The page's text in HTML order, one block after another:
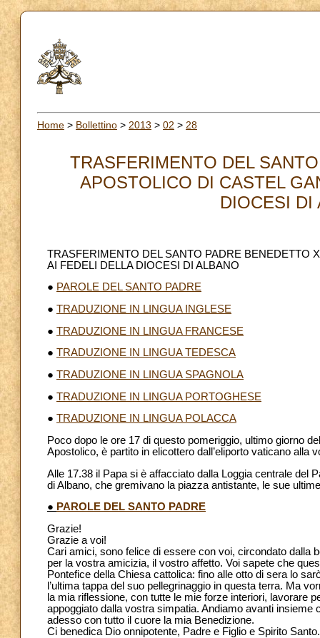
Home > Bollettino > 2013 > 02 > 28
TRASFERIMENTO DEL
APOSTOLICO DI CASTEL
DIOCESI DI
TRASFERIMENTO DEL SANTO PADRE BENEDETTO
AI FEDELI DELLA DIOCESI DI ALBANO
● PAROLE DEL SANTO PADRE
● TRADUZIONE IN LINGUA INGLESE
● TRADUZIONE IN LINGUA FRANCESE
● TRADUZIONE IN LINGUA TEDESCA
● TRADUZIONE IN LINGUA SPAGNOLA
● TRADUZIONE IN LINGUA PORTOGHESE
● TRADUZIONE IN LINGUA POLACCA
Poco dopo le ore 17 di questo pomeriggio, ultimo giorno
Apostolico, è partito in elicottero dall’eliporto vaticano alla
Alle 17.38 il Papa si è affacciato dalla Loggia centrale del
di Albano, che gremivano la piazza antistante, le sue
● PAROLE DEL SANTO PADRE
Grazie!
Grazie a voi!
Cari amici, sono felice di essere con voi, circondato dalla
per la vostra amicizia, il vostro affetto. Voi sapete che
Pontefice della Chiesa cattolica: fino alle otto di sera lo
l’ultima tappa del suo pellegrinaggio in questa terra. Ma
la mia riflessione, con tutte le mie forze interiori, lavorare
appoggiato dalla vostra simpatia. Andiamo avanti
adesso con tutto il cuore la mia Benedizione.
Ci benedica Dio onnipotente, Padre e Figlio e Spirito